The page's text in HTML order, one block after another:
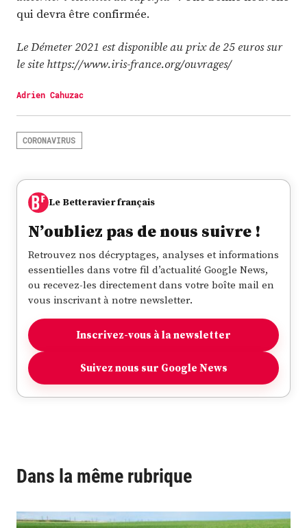
qui devra être confirmée.
Le Démeter 2021 est disponible au prix de 25 euros sur
le site https://www.iris-france.org/ouvrages/
Adrien Cahuzac
CORONAVIRUS
Le Betteravier français
N’oubliez pas de nous suivre !
Retrouvez nos décryptages, analyses et informations
essentielles dans votre fil d’actualité Google News,
ou recevez-les directement dans votre boîte mail en
vous inscrivant à notre newsletter.
Inscrivez-vous à la newsletter
Suivez nous sur Google News
Dans la même rubrique